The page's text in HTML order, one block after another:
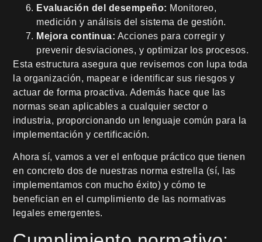
Evaluación del desempeño: Monitoreo,
medición y análisis del sistema de gestión.
Mejora continua: Acciones para corregir y
prevenir desviaciones, y optimizar los procesos.
Esta estructura asegura que revisemos con lupa toda
la organización, mapear e identificar sus riesgos y
actuar de forma proactiva. Además hace que las
normas sean aplicables a cualquier sector o
industria, proporcionando un lenguaje común para la
implementación y certificación.
Ahora sí, vamos a ver el enfoque práctico que tienen
en concreto dos de nuestras norma estrella (sí, las
implementamos con mucho éxito) y cómo te
benefician en el cumplimiento de las normativas
legales emergentes.